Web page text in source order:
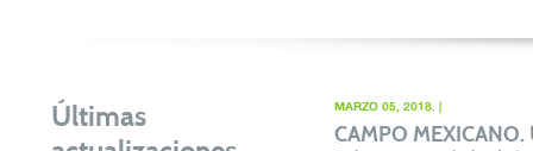
2013
2014
Últimas
MARZO 05, 2018. |
CAMPO